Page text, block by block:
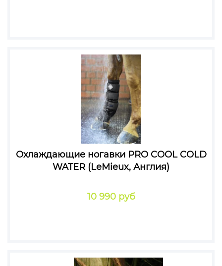
Охлаждающие ногавки PRO COOL COLD
WATER (LeMieux, Англия)
10 990 руб